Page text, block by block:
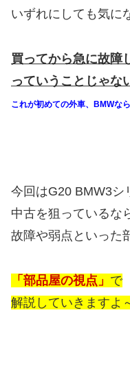
いずれにしても気に
買ってから急に故障
っていうことじゃな
これが初めての外車、BMWな
今回はG20 BMW3シ
中古を狙っているな
故障や弱点といった
「部品屋の視点」 で
解説していきますよ